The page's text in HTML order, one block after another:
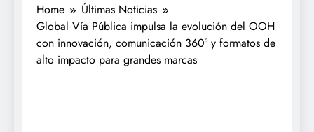
Home
Últimas Noticias
Global Vía Pública impulsa la evolución del OOH
con innovación, comunicación 360° y formatos de
alto impacto para grandes marcas